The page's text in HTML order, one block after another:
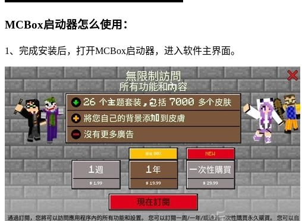
MCBox启动器怎么使用：
1、完成安装后，打开MCBox启动器，进入软件主界面。